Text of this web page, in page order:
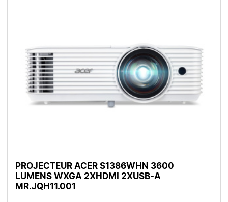
PROJECTEUR ACER S1386WHN 3600
LUMENS WXGA 2XHDMI 2XUSB-A
MR.JQH11.001